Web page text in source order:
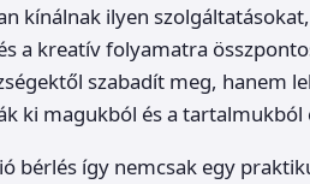
kínálnak ilyen
a kreatív folyamatra
szabadít meg, hanem
ki magukból és a tartalmukból
bérlés így nemcsak egy